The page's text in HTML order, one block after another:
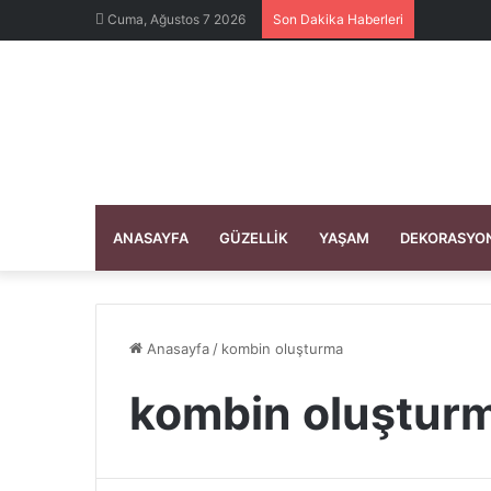
Cuma, Ağustos 7 2026 Son Dakika Haberleri
ANASAYFA GÜZELLIK YAŞAM
Anasayfa / kombin oluşturma
kombin